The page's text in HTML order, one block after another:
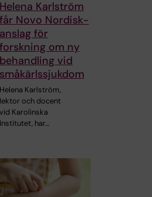
Helena Karlström
får Novo Nordisk-
anslag för
forskning om ny
behandling vid
småkärlssjukdom
Helena Karlström,
lektor och docent
vid Karolinska
Institutet, har…